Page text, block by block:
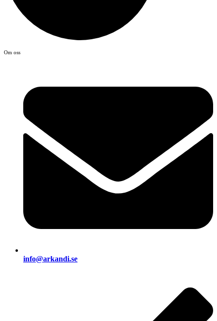
Om oss
info@arkandi.se